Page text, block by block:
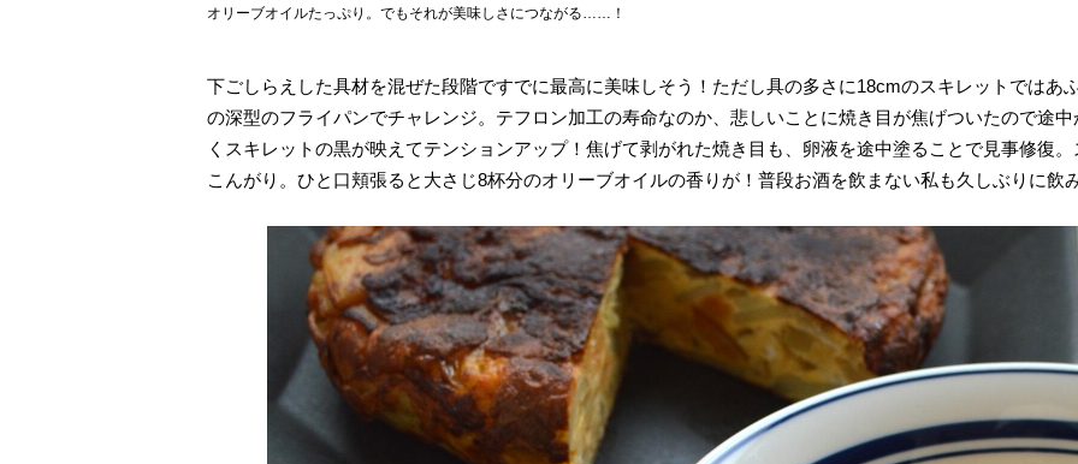
オリーブオイルたっぷり。でもそれが美味しさにつながる……！
下ごしらえした具材を混ぜた段階ですでに最高に美味しそう！ただし具の多さに18cmのスキレットではあ
の深型のフライパンでチャレンジ。テフロン加工の寿命なのか、悲しいことに焼き目が焦げついたので途
くスキレットの黒が映えてテンションアップ！焦げて剥がれた焼き目も、卵液を途中塗ることで見事修復
こんがり。ひと口頬張ると大さじ8杯分のオリーブオイルの香りが！普段お酒を飲まない私も久しぶりに飲